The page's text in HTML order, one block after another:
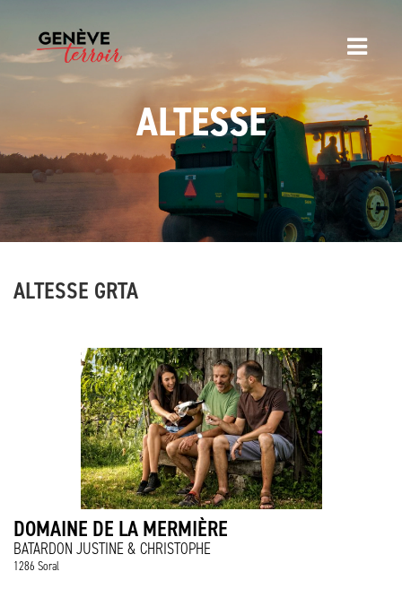
ALTESSE
ALTESSE GRTA
DOMAINE DE LA MERMIÈRE
BATARDON JUSTINE & CHRISTOPHE
1286 Soral